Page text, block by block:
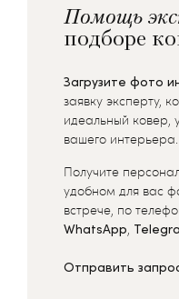
Помощь
подборе
Загрузите фото
заявку эксперту,
идеальный ковер,
вашего интерьера.
Получите
удобном для вас
встрече, по
WhatsApp,
Отправить